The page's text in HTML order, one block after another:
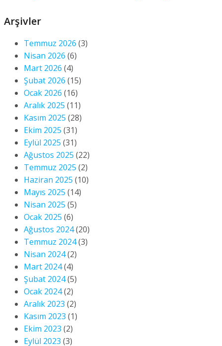
Arşivler
Temmuz 2026 (3)
Nisan 2026 (6)
Mart 2026 (4)
Şubat 2026 (15)
Ocak 2026 (16)
Aralık 2025 (11)
Kasım 2025 (28)
Ekim 2025 (31)
Eylül 2025 (31)
Ağustos 2025 (22)
Temmuz 2025 (2)
Haziran 2025 (10)
Mayıs 2025 (14)
Nisan 2025 (5)
Ocak 2025 (6)
Ağustos 2024(20)
Temmuz 2024(3)
Nisan 2024(2)
Mart 2024(4)
Şubat 2024(5)
Ocak 2024(2)
Aralık 2023 (2)
Kasım 2023 (1)
Ekim 2023 (2)
Eylül 2023 (3)